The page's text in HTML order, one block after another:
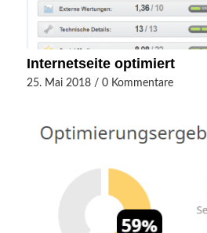
Internetseite optimiert
25. Mai 2018 / 0 Kommentare